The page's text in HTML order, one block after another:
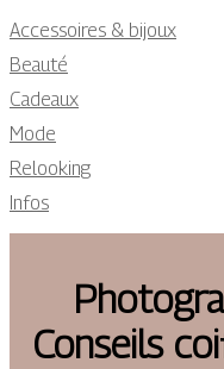
Accessoires & bijoux
Beauté
Cadeaux
Mode
Relooking
Infos
Conseils